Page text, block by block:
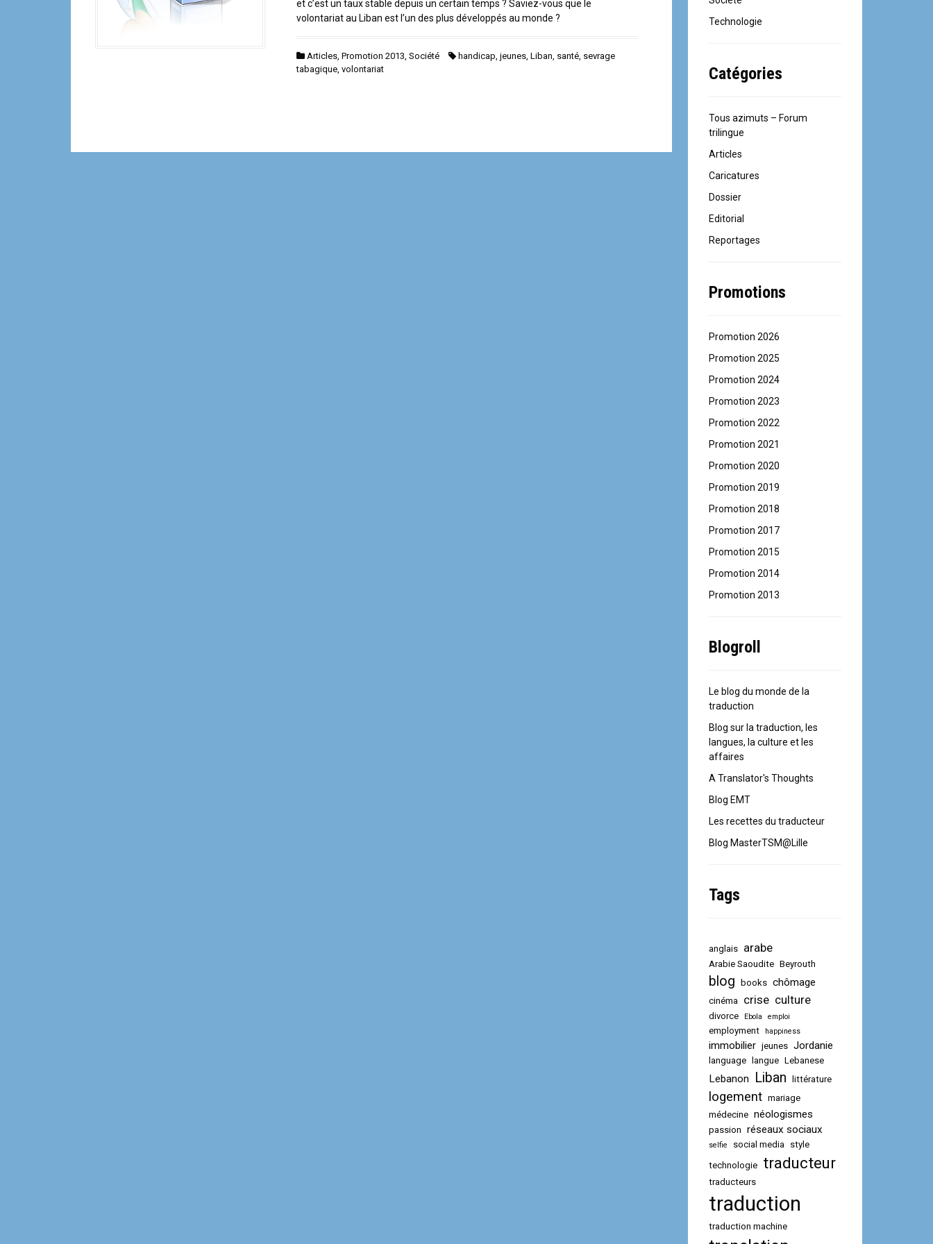
et c’est un taux stable depuis un certain temps ? Saviez-vous que le
volontariat au Liban est l’un des plus développés au monde ?
Articles,Promotion 2013,Société handicap,jeunes,Liban, santé, sevrage
tabagique,volontariat
Technologie
Catégories
Tous azimuts – Forum
trilingue
Articles
Caricatures
Dossier
Editorial
Reportages
Promotions
Promotion 2026
Promotion 2025
Promotion 2024
Promotion 2023
Promotion 2022
Promotion 2021
Promotion 2020
Promotion 2019
Promotion 2018
Promotion 2017
Promotion 2015
Promotion 2014
Promotion 2013
Blogroll
Le blog du monde de la
traduction
Blog sur la traduction, les
langues, la culture et les
affaires
A Translator's Thoughts
Blog EMT
Les recettes du traducteur
Blog MasterTSM@Lille
Tags
anglais arabe
Arabie Saoudite Beyrouth
blog books chômage
cinéma crise culture
divorce Ebola emploi
employment happiness
immobilier jeunes Jordanie
language langue Lebanese
Lebanon Liban littérature
logement mariage
médecine néologismes
passion réseaux sociaux
selfie social media style
technologie traducteur
traducteurs
traduction
traduction machine